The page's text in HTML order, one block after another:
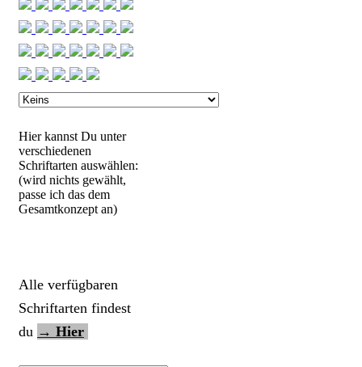
Hier kannst Du unter
verschiedenen
Schriftarten auswählen:
(wird nichts gewählt,
passe ich das dem
Gesamtkonzept an)
Alle verfügbaren
Schriftarten findest
du → Hier